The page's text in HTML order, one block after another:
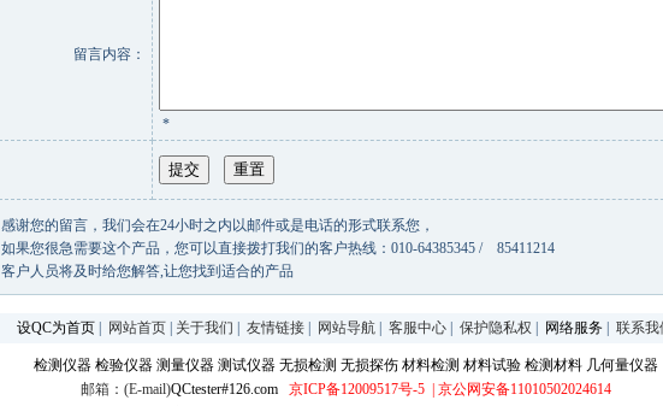
留言内容：
*
感谢您的留言，我们会在24小时之内以邮件或是电话的形式联系您，
如果您很急需要这个产品，您可以直接拨打我们的客户热线：010-64385345 / 85411214
客户人员将及时给您解答,让您找到适合的产品
设QC为首页 网站首页 关于我们 友情链接 网站导航 客服中心 保护隐私权 网络服务 联系我
检测仪器 检验仪器 测量仪器 测试仪器 无损检测 无损探伤 材料检测 材料试验 检测材料 几何量仪器
邮箱：(E-mail)QCtester#126.com 京ICP备12009517号-5
| 京公网安备11010502024614